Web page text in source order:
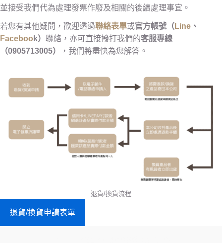
並接受我們代為處理發票作廢及相關的後續處理事宜。
若您有其他疑問，歡迎透過聯絡表單或官方帳號（ Line 、
Faceboo k） 聯絡，亦可直接撥打我們的客服專線
（0905713005）
，我們將盡快為您解答。
退貨/換貨流程
退貨/換貨申請表單